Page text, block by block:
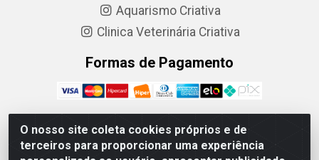
O nosso site coleta cookies próprios e de
terceiros para proporcionar uma experiência
Aquarismo Criativa
Clinica Veterinária Criativa
Formas de Pagamento
Criativa Produtos Agropecuarios LTDA - R. Barão do